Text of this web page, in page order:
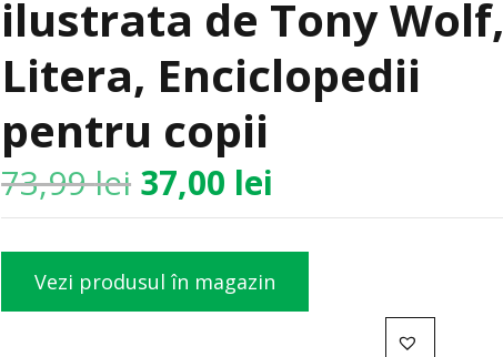
ilustrata de Tony Wolf,
Litera, Enciclopedii
pentru copii
73,99lei 37,00 lei
Vezi produsul în magazin